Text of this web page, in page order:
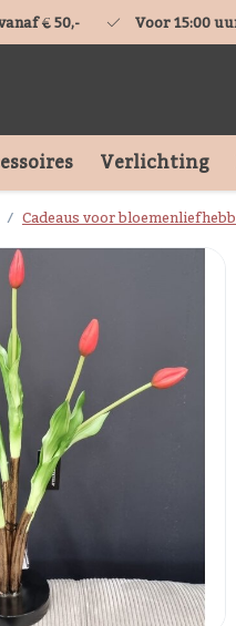
€ 50,- Voor 15:00
Verlichting
Cadeaus voor